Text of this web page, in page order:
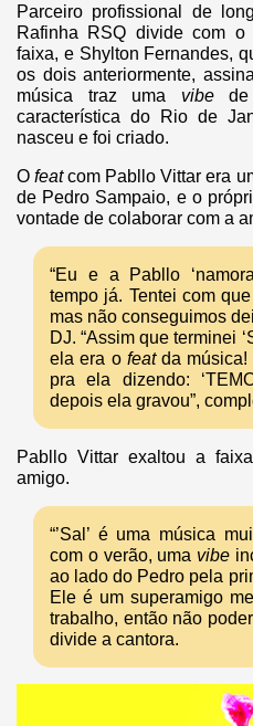
Parceiro profissional de
Rafinha RSQ divide com
faixa, e Shylton Fernandes,
os dois anteriormente,
música traz uma vibe
característica do Rio de
nasceu e foi criado.
Ofeatcom Pabllo Vittar era
de Pedro Sampaio, e o
vontade de colaborar com a
“Eu e a Pabllo
tempo já. Tentei com
mas não conseguimos
DJ. “Assim que terminei
ela era o feat da música!
pra ela dizendo:
depois ela gravou”,
Pabllo Vittar exaltou a
amigo.
“’Sal’ é uma música
com o verão, uma vibe
ao lado do Pedro pela
Ele é um superamigo
trabalho, então não
divide a cantora.